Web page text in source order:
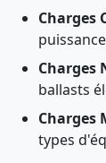
Charges
Charges
ballasts
Charges
types